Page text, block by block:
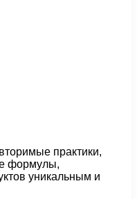
практики,
формулы,
уникальным и